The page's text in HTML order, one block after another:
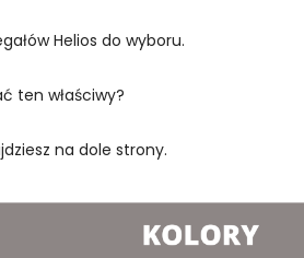
Helios do wyboru.
ten właściwy?
na dole strony.